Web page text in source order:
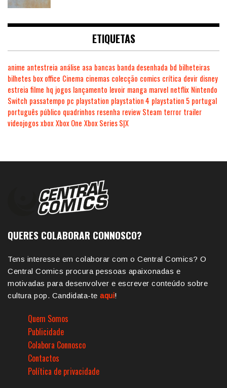
ETIQUETAS
anime antestreia análise asa bancas banda desenhada bd bilheteiras
bilhetes box office Cinema cinemas colecção comics crítica devir disney
estreia filme hq jogos lançamento levoir manga marvel netflix Nintendo
Switch passatempo pc playstation playstation 4 playstation 5 portugal
português público quadrinhos resenha review Steam terror trailer
videojogosxboxXbox One Xbox Series S|X
QUERES COLABORAR CONNOSCO?
Tens interesse em colaborar com o Central Comics? O
Central Comics procura pessoas apaixonadas e
motivadas para desenvolver e escrever conteúdo sobre
cultura pop. Candidata-te aqui!
Quem Somos
Publicidade
Colabora Connosco
Contactos
Política de privacidade